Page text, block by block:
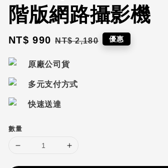
階版網路攝影機
Sale
price
NT$ 990 Regular
NT$ 2,180 優惠
原廠公司貨
多元支付方式
快速送達
數量